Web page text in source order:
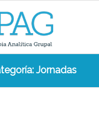
Jornadas